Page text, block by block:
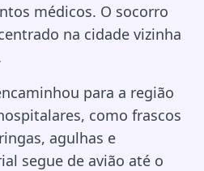
médicos. O socorro
na cidade vizinha
para a região
como frascos
agulhas e
segue de avião até o